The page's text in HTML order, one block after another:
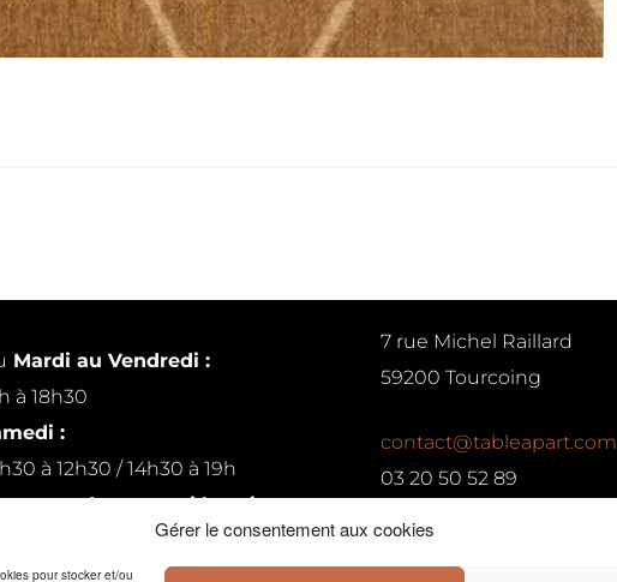
Gérer le consentement aux cookies
pour stocker et/ou
Mardi au Vendredi :
à 18h30
:
à 12h30 / 14h30 à 19h
sur rendez-vous si besoin
7 rue Michel Raillard
59200 Tourcoing
contact@tableapart.com
03 20 50 52 89
Conditions générales de Ventes